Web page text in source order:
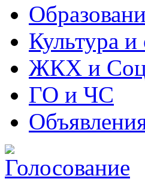
Культура и
ЖКХ и
ГО и ЧС